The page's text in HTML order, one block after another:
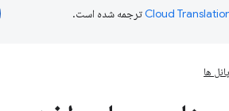
ترجمه شده است.
پانل ها